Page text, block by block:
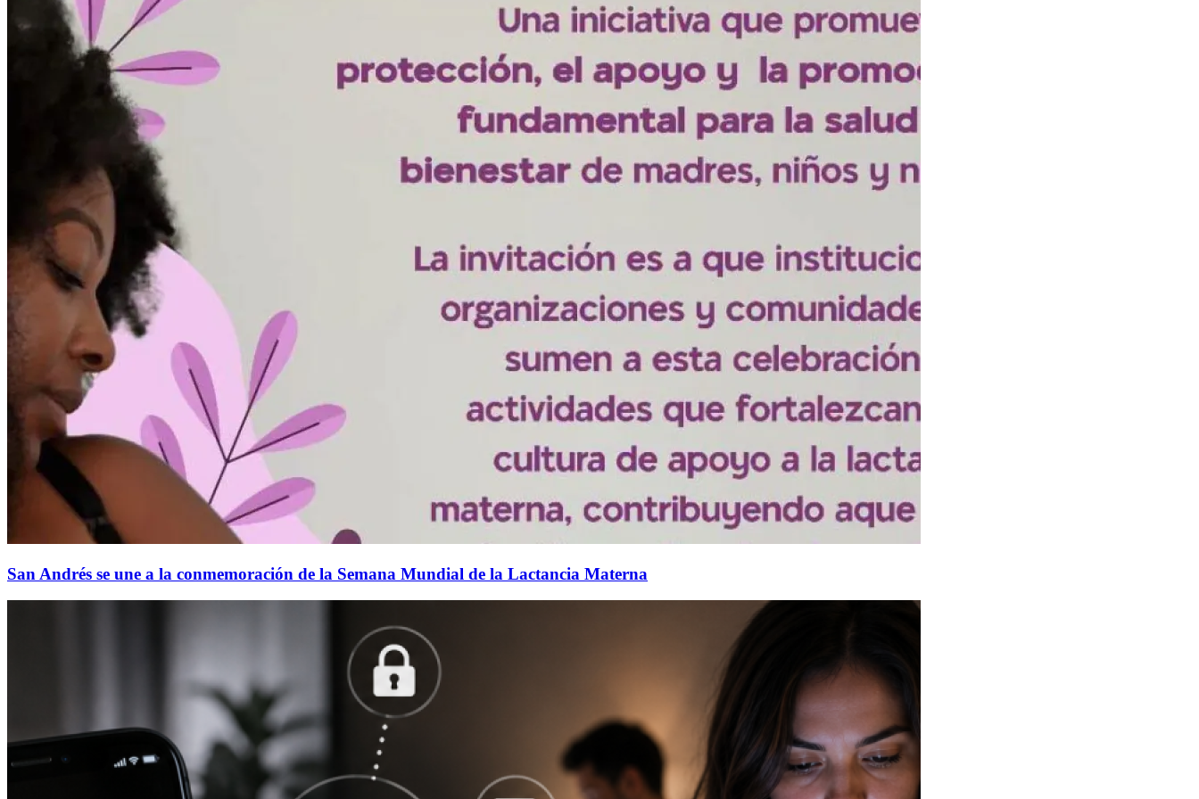
San Andrés se une a la conmemoración de la Semana Mundial de la Lactancia Materna